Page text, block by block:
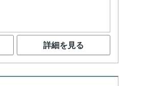
詳細を見る